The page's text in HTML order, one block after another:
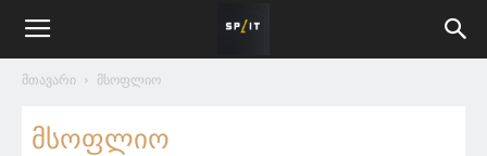
მთავარი მსოფლიო
მსოფლიო